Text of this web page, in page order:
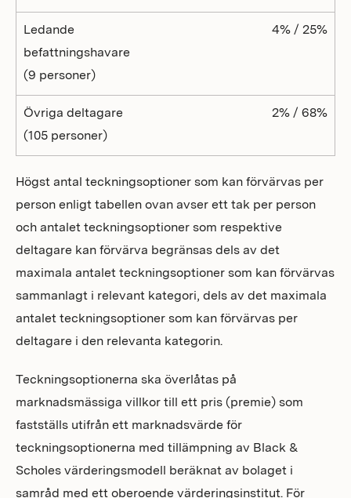
Ledande
befattningshavare
(9 personer)
4% / 25%
Övriga deltagare
(105 personer)
2% / 68%
Högst antal teckningsoptioner som kan förvärvas per
person enligt tabellen ovan avser ett tak per person
och antalet teckningsoptioner som respektive
deltagare kan förvärva begränsas dels av det
maximala antalet teckningsoptioner som kan förvärvas
sammanlagt i relevant kategori, dels av det maximala
antalet teckningsoptioner som kan förvärvas per
deltagare i den relevanta kategorin.
Teckningsoptionerna ska överlåtas på
marknadsmässiga villkor till ett pris (premie) som
fastställs utifrån ett marknadsvärde för
teckningsoptionerna med tillämpning av Black &
Scholes värderingsmodell beräknat av bolaget i
samråd med ett oberoende värderingsinstitut. För